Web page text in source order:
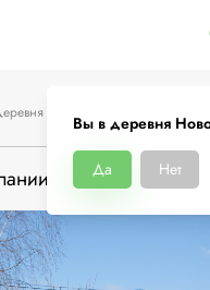
Вы в деревня
Да Нет
Новопятницкое, 18